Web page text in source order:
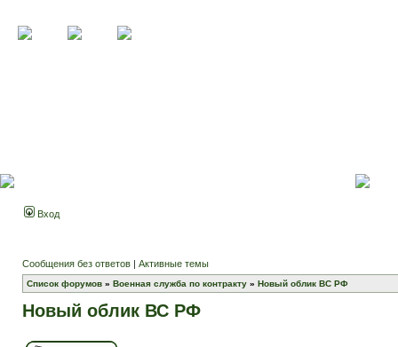
Вход
Сообщения без ответов | Активные темы
Список форумов » Военная служба по контракту » Новый облик ВС РФ
Новый облик ВС РФ